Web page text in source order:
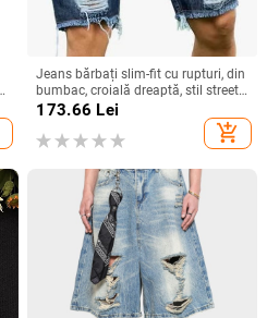
Jeans bărbați slim-fit cu rupturi, din
bumbac, croială dreaptă, stil street,
vară
173.66 Lei
add_shopping_cart